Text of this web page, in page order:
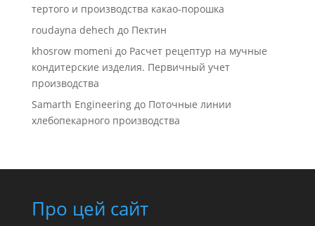
тертого и производства какао-порошка
roudayna dehech до Пектин
khosrow momeni до Расчет рецептур на мучные
кондитерские изделия. Первичный учет
производства
Samarth Engineeringдо Поточные линии
хлебопекарного производства
Про цей сайт